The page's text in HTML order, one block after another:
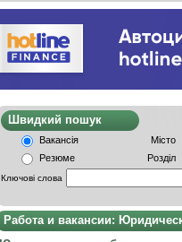
Швидкий
Вакансія
Місто
Резюме
Розділ
Ключові слова
Работа и вакансии: